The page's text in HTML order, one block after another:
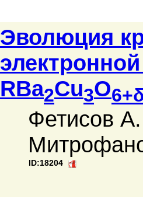
Эволюция
RBa2Cu3O
Фетисов
ID:18204